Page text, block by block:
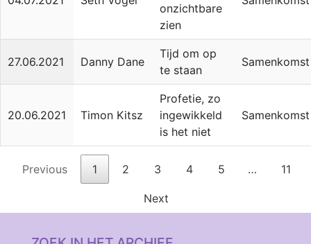
onzichtbare
zien
27.06.2021 Danny Dane
Tijd om op
te staan
Samenkomst
20.06.2021 Timon Kitsz
Profetie, zo
ingewikkeld
is het niet
Samenkomst
Previous 1 2 3 4 5 … 11
Next